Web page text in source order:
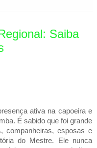
Saiba
ativa na capoeira e
É sabido que foi grande
companheiras, esposas e
do Mestre. Ele nunca